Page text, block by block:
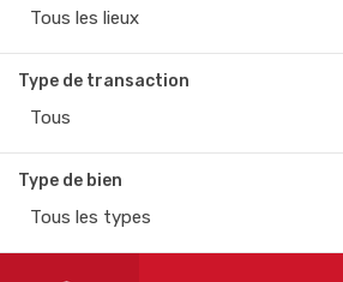
Tous les lieux
Type de transaction
Tous
Type de bien
Tous les types